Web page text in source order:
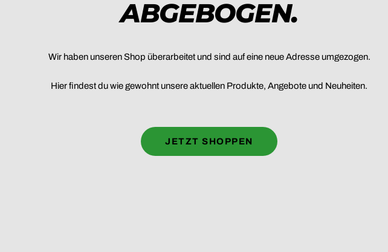
ABGEBOGEN.
Wir haben unseren Shop überarbeitet und sind auf eine neue Adresse umgezogen.
Hier findest du wie gewohnt unsere aktuellen Produkte, Angebote und Neuheiten.
JETZT SHOPPEN